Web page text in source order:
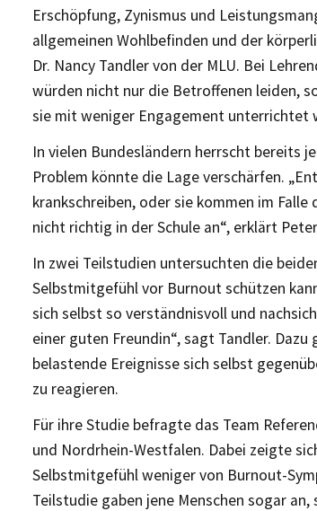
Erschöpfung, Zynismus und
allgemeinen Wohlbefinden und der
Dr. Nancy Tandler von der MLU. Bei
würden nicht nur die Betroffenen leiden,
sie mit weniger Engagement unterrichtet
In vielen Bundesländern herrscht bereits
Problem könnte die Lage verschärfen.
krankschreiben, oder sie kommen im
nicht richtig in der Schule an“, erklärt
In zwei Teilstudien untersuchten die
Selbstmitgefühl vor Burnout schützen
sich selbst so verständnisvoll und
einer guten Freundin“, sagt Tandler.
belastende Ereignisse sich selbst
zu reagieren.
Für ihre Studie befragte das Team
und Nordrhein-Westfalen. Dabei zeigte
Selbstmitgefühl weniger von Burnout-
Teilstudie gaben jene Menschen sogar